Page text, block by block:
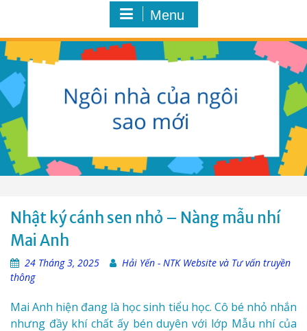
Menu
Nhật ký cánh sen nhỏ – Nàng mẫu nhí
Mai Anh
24 Tháng 3, 2025
Hải Yến - NTK Website và Tư vấn truyền
thông
Mai Anh hiện đang là học sinh tiểu học. Cô bé nhỏ nhắn
nhưng đầy khí chất ấy bén duyên với lớp Mẫu nhí của